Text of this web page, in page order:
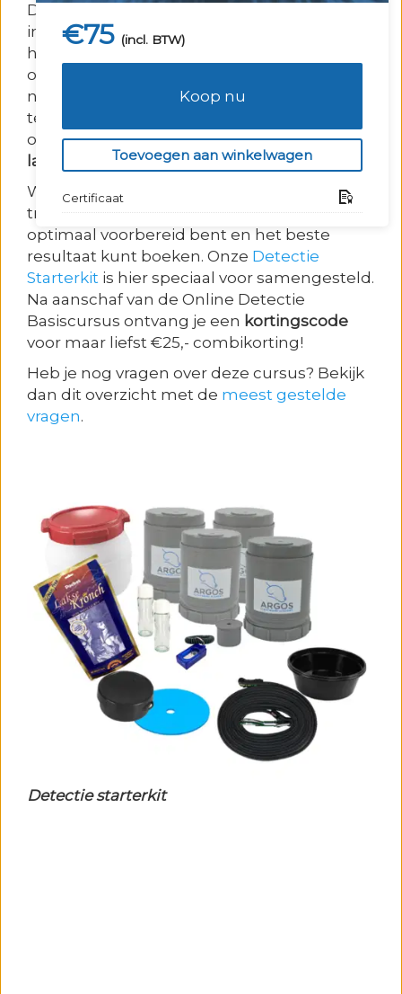
€75 (incl. BTW)
Koop nu
Toevoegen aan winkelwagen
Certificaat
De cursus bestaat uit
in je eigen tempo kunt volgen. Met de
huiswerkopdrachten heb je de mogelijkheid
om
naar de volgende les. Als je dus ergens
tegenaan loopt, helpen we je en geven we
op maat advies. Na aankoop heb jeeen jaar
lang toegangtot de cursus en alle lessen.
We adviseren je om vooraf de benodigde
trainingsmaterialen te verzamelen, zodat je
optimaal voorbereid bent en het beste
resultaat kunt boeken. Onze Detectie
Starterkit is hier speciaal voor samengesteld.
Na aanschaf van de Online Detectie
Basiscursus ontvang je een kortingscode
voor maar liefst €25,- combikorting!
Heb je nog vragen over deze cursus? Bekijk
dan dit overzicht met de meest gestelde
vragen.
Detectie starterkit